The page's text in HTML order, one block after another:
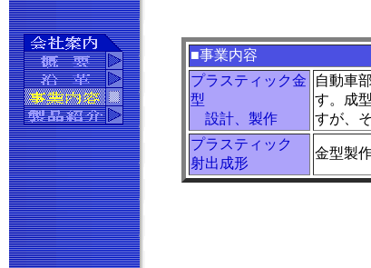
■事業内容
プラスティック金
型
設計、製作
自動車
す。成
すが、
プラスティック
射出成形
金型製